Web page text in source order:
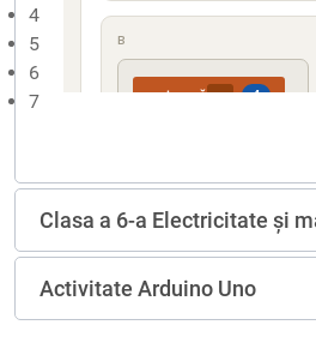
4
5
6
7
Clasa a 6-a Electricitate și
Activitate Arduino Uno